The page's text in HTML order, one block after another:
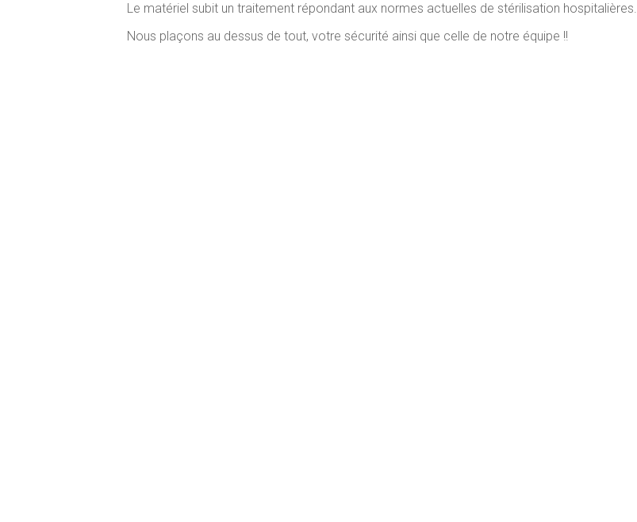
Le matériel subit un traitement répondant aux normes actuelles de stérilisation hospitalières.
Nous plaçons au dessus de tout, votre sécurité ainsi que celle de notre équipe !!